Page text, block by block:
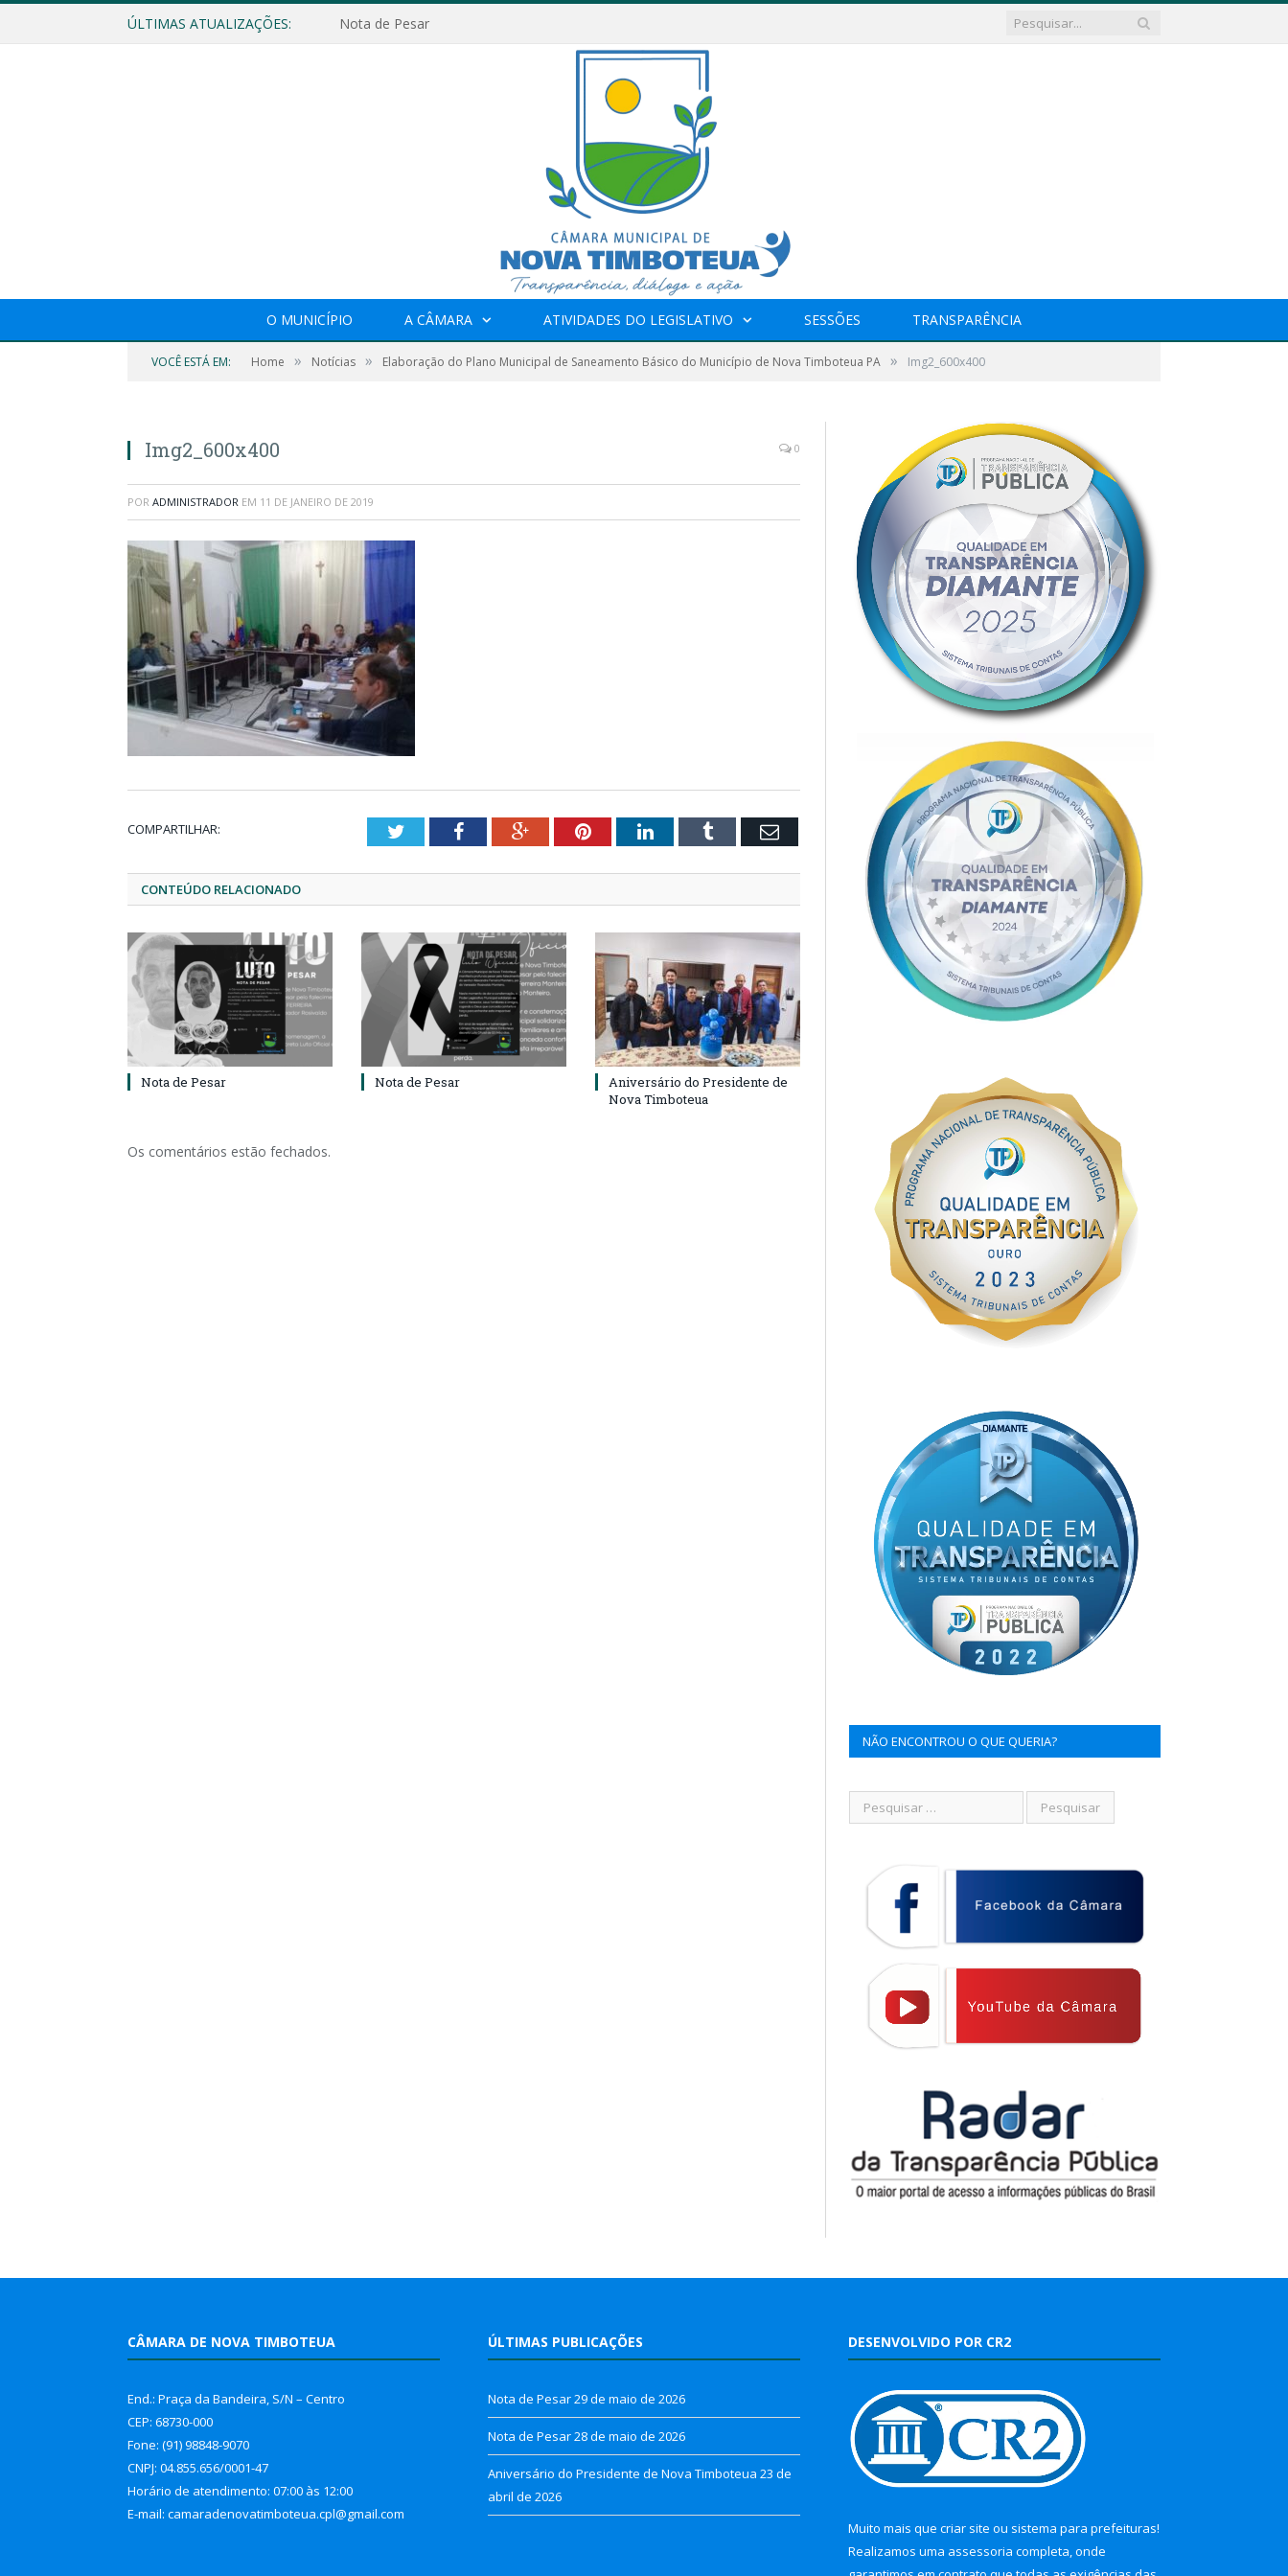
ÚLTIMAS ATUALIZAÇÕES: Nota de Pesar
O MUNICÍPIO A CÂMARA ATIVIDADES DO LEGISLATIVO SESSÕES TRANSPARÊNCIA
VOCÊ ESTÁ EM: Home » Notícias » Elaboração do Plano Municipal de Saneamento Básico do Município de Nova Timboteua PA » Img2_600x400
Img2_600x400 0
POR ADMINISTRADOR EM 11 DE JANEIRO DE 2019
COMPARTILHAR: TwitterFacebookGoogle+PinterestLinkedInTumblr Email
CONTEÚDO RELACIONADO
Nota de Pesar Nota de Pesar
Aniversário do Presidente de
Nova Timboteua
Os comentários estão fechados.
NÃO ENCONTROU O QUE QUERIA?
CÂMARA DE NOVA TIMBOTEUA
End.: Praça da Bandeira, S/N – Centro
CEP: 68730-000
Fone: (91) 98848-9070
CNPJ: 04.855.656/0001-47
Horário de atendimento: 07:00 às 12:00
E-mail: camaradenovatimboteua.cpl@gmail.com
ÚLTIMAS PUBLICAÇÕES
Nota de Pesar29 de maio de 2026
Nota de Pesar28 de maio de 2026
Aniversário do Presidente de Nova Timboteua 23 de
abril de 2026
DESENVOLVIDO POR CR2
Muito mais que criar site ou sistema para prefeituras!
Realizamos uma assessoria completa, onde